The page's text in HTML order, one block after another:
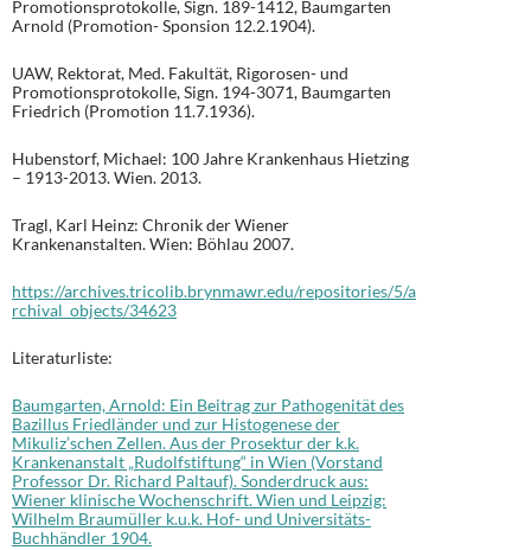
Promotionsprotokolle, Sign. 189-1412, Baumgarten
Arnold (Promotion- Sponsion 12.2.1904).
UAW, Rektorat, Med. Fakultät, Rigorosen- und
Promotionsprotokolle, Sign. 194-3071, Baumgarten
Friedrich (Promotion 11.7.1936).
Hubenstorf, Michael: 100 Jahre Krankenhaus Hietzing
– 1913-2013. Wien. 2013.
Tragl, Karl Heinz: Chronik der Wiener
Krankenanstalten. Wien: Böhlau 2007.
https://archives.tricolib.brynmawr.edu/repositories/5/a
rchival_objects/34623
Literaturliste:
Baumgarten, Arnold: Ein Beitrag zur Pathogenität des
Bazillus Friedländer und zur Histogenese der
Mikuliz’schen Zellen. Aus der Prosektur der k.k.
Krankenanstalt „Rudolfstiftung“ in Wien (Vorstand
Professor Dr. Richard Paltauf). Sonderdruck aus:
Wiener klinische Wochenschrift. Wien und Leipzig:
Wilhelm Braumüller k.u.k. Hof- und Universitäts-
Buchhändler 1904.